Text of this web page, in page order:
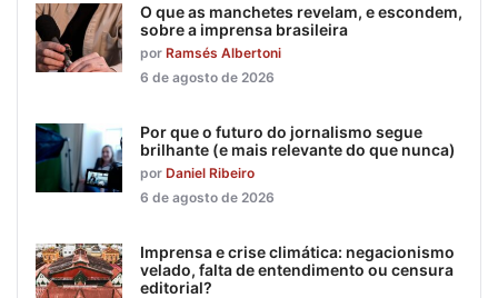
O que as manchetes revelam, e escondem,
sobre a imprensa brasileira
por Ramsés Albertoni
6 de agosto de 2026
Por que o futuro do jornalismo segue
brilhante (e mais relevante do que nunca)
por Daniel Ribeiro
6 de agosto de 2026
Imprensa e crise climática: negacionismo
velado, falta de entendimento ou censura
editorial?